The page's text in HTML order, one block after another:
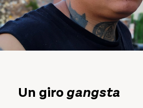
Un girogangsta